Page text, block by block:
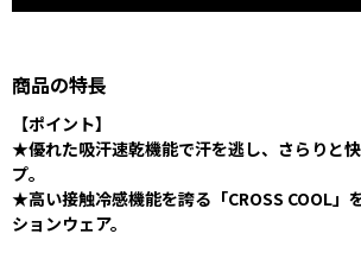
商品の特長
【ポイント】
★優れた吸汗速乾機能で汗を逃し、さらりと
プ。
★高い接触冷感機能を誇る「CROSS COOL」
ションウェア。